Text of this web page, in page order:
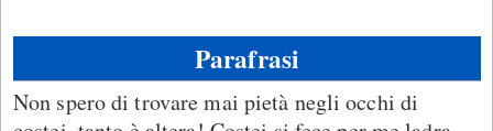
Parafrasi
Non spero di trovare mai pietà negli occhi di